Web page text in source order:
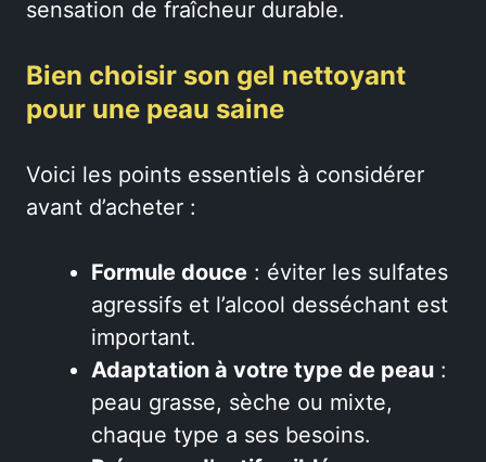
sensation de fraîcheur durable.
Bien choisir son gel nettoyant
pour une peau saine
Voici les points essentiels à considérer
avant d’acheter :
Formule douce : éviter les sulfates
agressifs et l’alcool desséchant est
important.
Adaptation à votre type de peau :
peau grasse, sèche ou mixte,
chaque type a ses besoins.